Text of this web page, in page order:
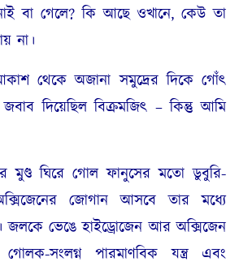
বা গেলে? কি আছে ওখানে, কেউ তা
না।
থেকে অজানা সমুদ্রের দিকে গোঁৎ
দিয়েছিল বিক্ৰমজিৎ – কিন্তু আমি
মুণ্ড ঘিরে গোল ফানুসের মতো ডুবুরি-
জোগান আসবে তার মধ্যে
জলকে ভেঙে হাইড্রোজেন আর অক্সিজেন
সংলগ্ন পারমাণবিক যন্ত্র এবং